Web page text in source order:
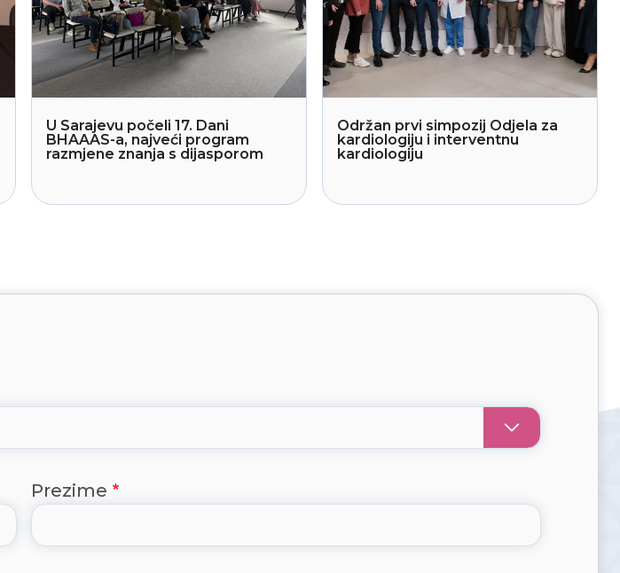
U Sarajevu počeli 17. Dani
BHAAAS-a, najveći program
razmjene znanja s dijasporom
Održan prvi simpozij Odjela za
kardiologiju i interventnu
kardiologiju
Prezime